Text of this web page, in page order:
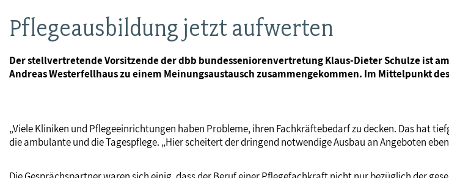
Pflegeausbildung jetzt aufwerten
Der stellvertretende Vorsitzende der dbb bundesseniorenvertretung Klaus-Dieter Schulze ist
Andreas Westerfellhaus zu einem Meinungsaustausch zusammengekommen. Im Mittelpunkt
„Viele Kliniken und Pflegeeinrichtungen haben Probleme, ihren Fachkräftebedarf zu decken. Das hat
die ambulante und die Tagespflege. „Hier scheitert der dringend notwendige Ausbau an Angeboten